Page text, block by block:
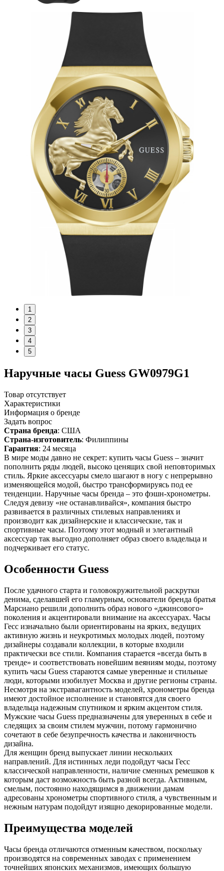
1
2
3
4
5
Наручные часы Guess GW0979G1
Товар отсутствует
Характеристики
Информация о бренде
Задать вопрос
Страна бренда: США
Страна-изготовитель: Филиппины
Гарантия: 24 месяца
В мире моды давно не секрет: купить часы Guess – значит
пополнить ряды людей, высоко ценящих свой неповторимых
стиль. Яркие аксессуары смело шагают в ногу с непрерывно
изменяющейся модой, быстро трансформируясь под ее
тенденции. Наручные часы бренда – это фэшн-хронометры.
Следуя девизу «не останавливайся», компания быстро
развивается в различных стилевых направлениях и
производит как дизайнерские и классические, так и
спортивные часы. Поэтому этот модный и элегантный
аксессуар так выгодно дополняет образ своего владельца и
подчеркивает его статус.
Особенности Guess
После удачного старта и головокружительной раскрутки
денима, сделавшей его гламурным, основатели бренда братья
Марсиано решили дополнить образ нового «джинсового»
поколения и акцентировали внимание на аксессуарах. Часы
Гесс изначально были ориентированы на ярких, ведущих
активную жизнь и неукротимых молодых людей, поэтому
дизайнеры создавали коллекции, в которые входили
практически все стили. Компания старается «всегда быть в
тренде» и соответствовать новейшим веяниям моды, поэтому
купить часы Guess стараются самые уверенные и стильные
люди, которыми изобилует Москва и другие регионы страны.
Несмотря на экстравагантность моделей, хронометры бренда
имеют достойное исполнение и становятся для своего
владельца надежным спутником и ярким акцентом стиля.
Мужские часы Guess предназначены для уверенных в себе и
следящих за своим стилем мужчин, потому гармонично
сочетают в себе безупречность качества и лаконичность
дизайна.
Для женщин бренд выпускает линии нескольких
направлений. Для истинных леди подойдут часы Гесс
классической направленности, наличие сменных ремешков к
которым даст возможность быть разной всегда. Активным,
смелым, постоянно находящимся в движении дамам
адресованы хронометры спортивного стиля, а чувственным и
нежным натурам подойдут изящно декорированные модели.
Преимущества моделей
Часы бренда отличаются отменным качеством, поскольку
производятся на современных заводах с применением
точнейших японских механизмов, имеющих большую